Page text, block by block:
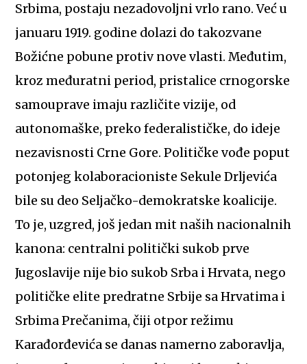
Srbima, postaju nezadovoljni vrlo rano. Već u
januaru 1919. godine dolazi do takozvane
Božićne pobune protiv nove vlasti. Međutim,
kroz međuratni period, pristalice crnogorske
samouprave imaju različite vizije, od
autonomaške, preko federalističke, do ideje
nezavisnosti Crne Gore. Političke vođe poput
potonjeg kolaboracioniste Sekule Drljevića
bile su deo Seljačko-demokratske koalicije.
To je, uzgred, još jedan mit naših nacionalnih
kanona: centralni politički sukob prve
Jugoslavije nije bio sukob Srba i Hrvata, nego
političke elite predratne Srbije sa Hrvatima i
Srbima Prečanima, čiji otpor režimu
Karađorđevića se danas namerno zaboravlja,